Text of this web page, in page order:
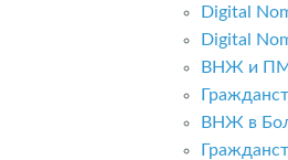
Digital
Digital
ВНЖ и
ВНЖ в